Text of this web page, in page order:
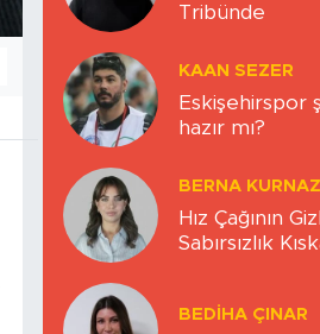
Tribünde
KAAN SEZER
Eskişehirspor
hazır mı?
BERNA KURNAZ
Hız Çağının
Sabırsızlık
BEDIHA ÇINAR